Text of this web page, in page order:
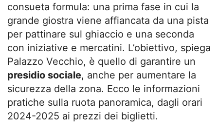
consueta formula: una prima fase in cui la
grande giostra viene affiancata da una pista
per pattinare sul ghiaccio e una seconda
con iniziative e mercatini. L’obiettivo, spiega
Palazzo Vecchio, è quello di garantire un
presidio sociale, anche per aumentare la
sicurezza della zona. Ecco le informazioni
pratiche sulla ruota panoramica, dagli orari
2024-2025 ai prezzi dei biglietti.